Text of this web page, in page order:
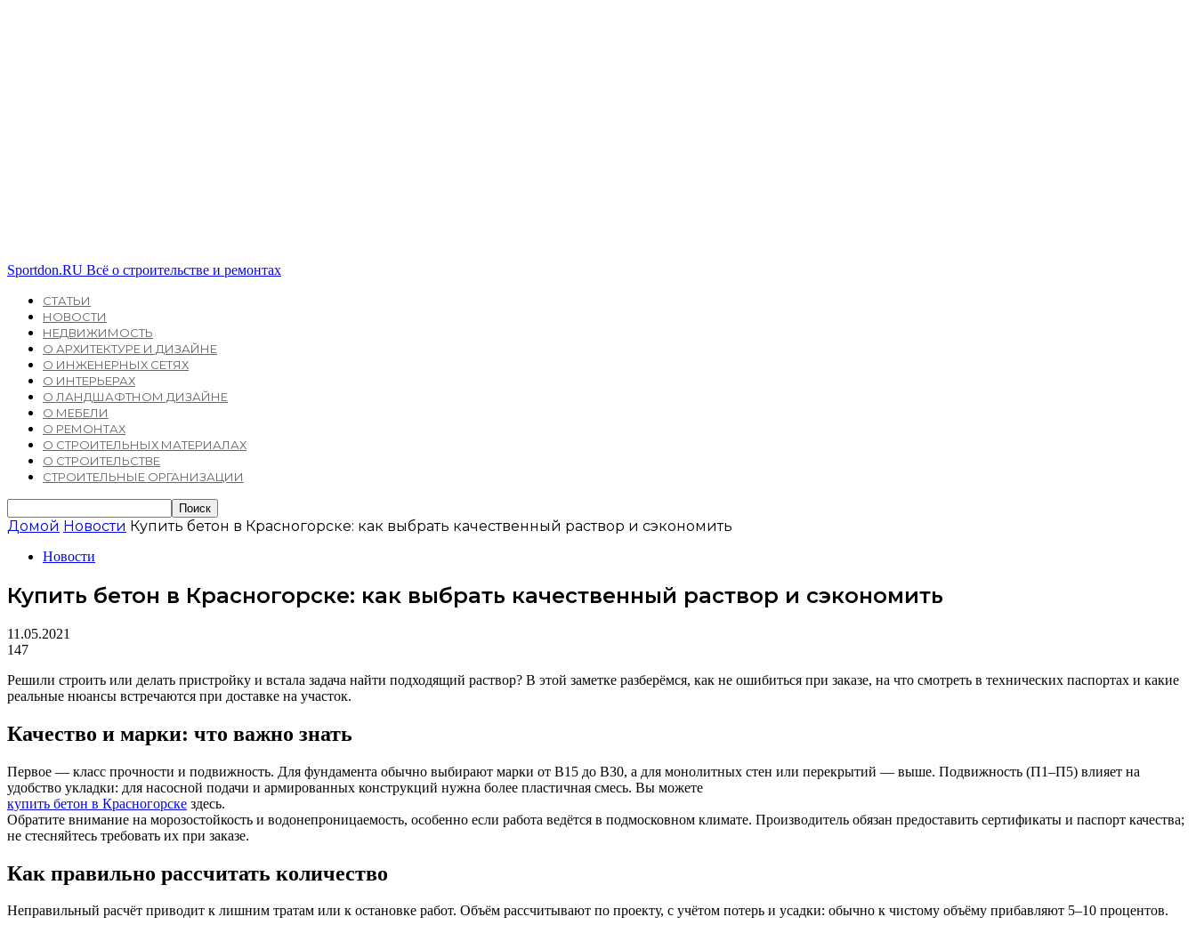
Sportdon.RU Всё о строительстве и ремонтах
СТАТЬИ
НОВОСТИ
НЕДВИЖИМОСТЬ
О АРХИТЕКТУРЕ И ДИЗАЙНЕ
О ИНЖЕНЕРНЫХ СЕТЯХ
О ИНТЕРЬЕРАХ
О ЛАНДШАФТНОМ ДИЗАЙНЕ
О МЕБЕЛИ
О РЕМОНТАХ
О СТРОИТЕЛЬНЫХ МАТЕРИАЛАХ
О СТРОИТЕЛЬСТВЕ
СТРОИТЕЛЬНЫЕ ОРГАНИЗАЦИИ
Домой Новости Купить бетон в Красногорске: как выбрать качественный раствор и сэкономить
Новости
Купить бетон в Красногорске: как выбрать качественный раствор и сэкономить
11.05.2021
147
Решили строить или делать пристройку и встала задача найти подходящий раствор? В этой заметке разберёмся, как не ошибиться при заказе, на что смотреть в технических паспортах и какие
реальные нюансы встречаются при доставке на участок.
Качество и марки: что важно знать
Первое — класс прочности и подвижность. Для фундамента обычно выбирают марки от B15 до B30, а для монолитных стен или перекрытий — выше. Подвижность (П1–П5) влияет на
удобство укладки: для насосной подачи и армированных конструкций нужна более пластичная смесь. Вы можете
купить бетон в Красногорске здесь.
Обратите внимание на морозостойкость и водонепроницаемость, особенно если работа ведётся в подмосковном климате. Производитель обязан предоставить сертификаты и паспорт качества;
не стесняйтесь требовать их при заказе.
Как правильно рассчитать количество
Неправильный расчёт приводит к лишним тратам или к остановке работ. Объём рассчитывают по проекту, с учётом потерь и усадки: обычно к чистому объёму прибавляют 5–10 процентов.